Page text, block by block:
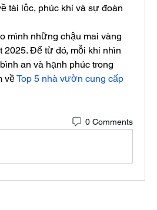
tài lộc, phúc khí và sự đoàn
mình những chậu mai vàng
2025. Để từ đó, mỗi khi nhìn
an và hạnh phúc trong
về Top 5 nhà vườn cung cấp
0 Comments